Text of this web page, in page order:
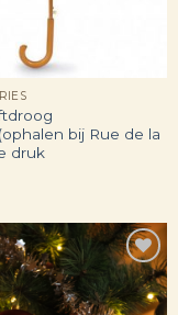
bij Rue de la
druk